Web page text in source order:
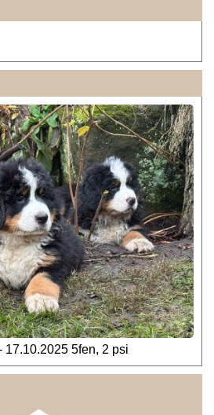
17.10.2025 5fen, 2 psi